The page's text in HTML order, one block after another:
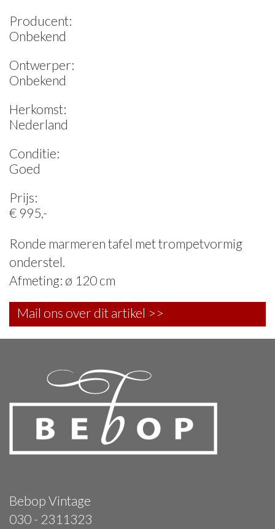
Producent:
Onbekend
Ontwerper:
Onbekend
Herkomst:
Nederland
Conditie:
Goed
Prijs:
€ 995,-
Ronde marmeren tafel met trompetvormig
onderstel.
Afmeting: ø 120 cm
Mail ons over dit artikel >>
Bebop Vintage
030 - 2311323